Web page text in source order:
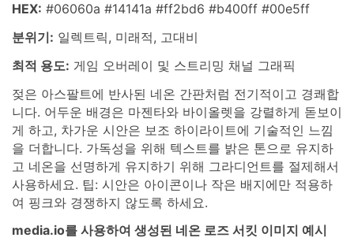
HEX: #06060a #14141a #ff2bd6 #b400ff #00e5ff
분위기: 일렉트릭, 미래적, 고대비
최적 용도: 게임 오버레이 및 스트리밍 채널 그래픽
젖은 아스팔트에 반사된 네온 간판처럼 전기적이고 경쾌합
니다. 어두운 배경은 마젠타와 바이올렛을 강렬하게 돋보이
게 하고, 차가운 시안은 보조 하이라이트에 기술적인 느낌
을 더합니다. 가독성을 위해 텍스트를 밝은 톤으로 유지하
고 네온을 선명하게 유지하기 위해 그라디언트를 절제해서
사용하세요. 팁: 시안은 아이콘이나 작은 배지에만 적용하
여 핑크와 경쟁하지 않도록 하세요.
media.io를 사용하여 생성된 네온 로즈 서킷 이미지 예시